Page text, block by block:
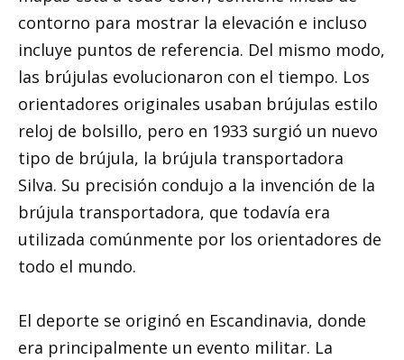
contorno para mostrar la elevación e incluso
incluye puntos de referencia. Del mismo modo,
las brújulas evolucionaron con el tiempo. Los
orientadores originales usaban brújulas estilo
reloj de bolsillo, pero en 1933 surgió un nuevo
tipo de brújula, la brújula transportadora
Silva. Su precisión condujo a la invención de la
brújula transportadora, que todavía era
utilizada comúnmente por los orientadores de
todo el mundo.
El deporte se originó en Escandinavia, donde
era principalmente un evento militar. La